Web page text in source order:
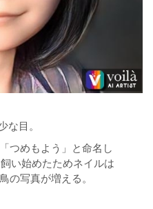
な目。
つめもよう」と命名し
い始めたためネイルは
の写真が増える。